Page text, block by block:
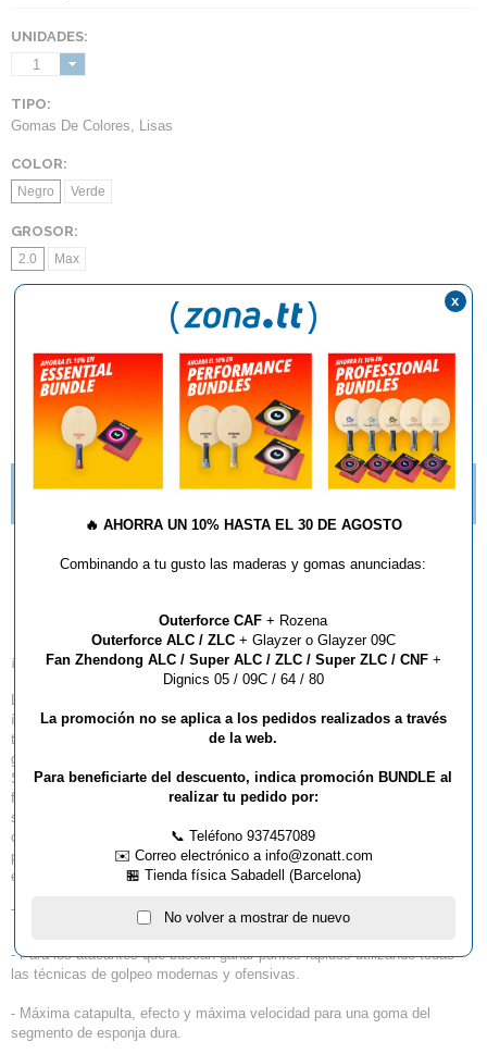
UNIDADES:
1
TIPO:
Gomas De Colores, Lisas
COLOR:
Negro Verde
GROSOR:
2.0 Max
AÑADIR AL CARRITO
DESCRIPCIÓN Y CARACTERÍSTICAS
TE GUSTAN LOS PICOS? NUEVAS IMPARTIAL DE
Goma Gewo Nexxus EL
Pro 53 Super Select
¡Atención! Zona de alto rendimiento - ¿Listo para dar el siguiente paso?
La elección definitiva para su juego ofensivo. La máxima dinámica y los
índices de velocidad cercanos al límite factible le ayudarán a jugar con
todo su potencial. Trabajo y rendimiento en calidad superior. Primera
goma de GEWO que presenta la combinación de nuestras tecnologías
SSTT y OTT, GEWO Nexxus EL Pro 53 SuperSelect es más elástica y
flexible de lo que cabría esperar teniendo en cuenta la enorme dureza de
su esponja. Sin embargo, sigue proporcionando la máxima velocidad, un
contacto óptimo con la pelota y el máximo efecto. Ideal para el juego de
potencia cerca de la mesa que se basa en movimientos cortos y
explosivos.
Tipo de jugador / características:
- Para los atacantes que buscan ganar puntos rápidos utilizando todas
las técnicas de golpeo modernas y ofensivas.
- Máxima catapulta, efecto y máxima velocidad para una goma del
segmento de esponja dura.
🔥 AHORRA UN 10% HASTA EL 30 DE AGOSTO
Combinando a tu gusto las maderas y gomas anunciadas:
Outerforce CAF + Rozena
Outerforce ALC / ZLC+ Glayzer o Glayzer 09C
Fan Zhendong ALC / Super ALC / ZLC / Super ZLC / CNF+
Dignics 05 / 09C / 64 / 80
La promoción no se aplica a los pedidos realizados a través
de la web.
Para beneficiarte del descuento, indica promoción BUNDLE al
realizar tu pedido por:
📞 Teléfono 937457089
✉️ Correo electrónico a info@zonatt.com
🏪 Tienda física Sabadell (Barcelona)
No volver a mostrar de nuevo
x